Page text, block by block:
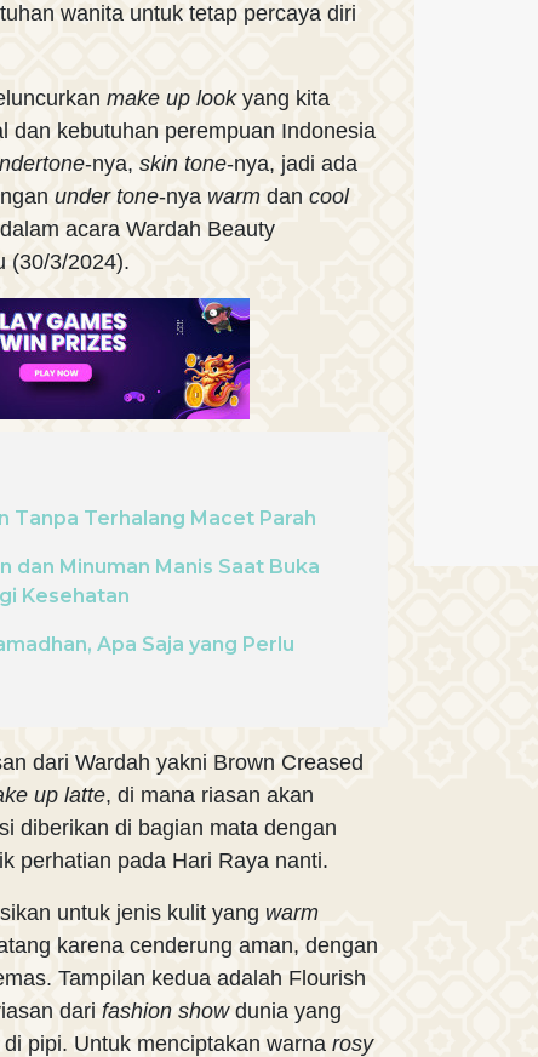
wanita untuk tetap percaya diri
make up lookyang kita
dan kebutuhan perempuan Indonesia
-nya, skin tone-nya, jadi ada
under tone-nya warm dan cool
acara Wardah Beauty
(30/3/2024).
Tanpa Terhalang Macet Parah
dan Minuman Manis Saat Buka
Kesehatan
Apa Saja yang Perlu
dari Wardah yakni Brown Creased
up latte, di mana riasan akan
diberikan di bagian mata dengan
perhatian pada Hari Raya nanti.
untuk jenis kulit yang warm
karena cenderung aman, dengan
Tampilan kedua adalah Flourish
dari fashion showdunia yang
di pipi. Untuk menciptakan warna rosy